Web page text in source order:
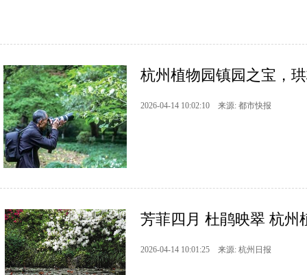
杭州植物园镇园之宝，
2026-04-14 10:02:10 来源: 都市快报
芳菲四月 杜鹃映翠 杭州
2026-04-14 10:01:25 来源: 杭州日报